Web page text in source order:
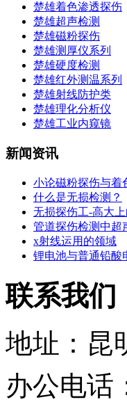
楚雄着色渗透探伤
楚雄超声检测
楚雄磁粉探伤
楚雄测厚仪系列
楚雄硬度检测
楚雄红外测温系列
楚雄射线防护类
楚雄理化分析仪
楚雄工业内窥镜
新闻资讯
小论磁粉探伤与着
什么是无损检测？
无损探伤工-高大
管道探伤检测中超
x射线运用的领域
锂电池与普通铅酸
联系我们
地址：昆
办公电话